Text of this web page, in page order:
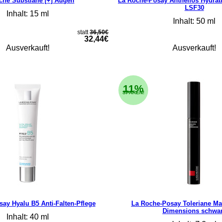
Inhalt: 15 ml
statt36,50€
32,44€
Ausverkauft!
LSF30
Inhalt: 50 ml
Ausverkauft!
Hyalu B5 Anti-Falten-Pflege
Inhalt: 40 ml
11%
SPAREN!
La Roche-Posay Toleriane
Dimensions